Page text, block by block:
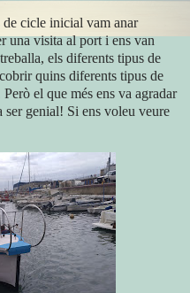
de cicle inicial vam anar
una visita al port i ens van
els diferents tipus de
quins diferents tipus de
el que més ens va agradar
ser genial! Si ens voleu veure